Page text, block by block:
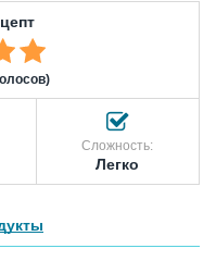
Сложность:
Легко